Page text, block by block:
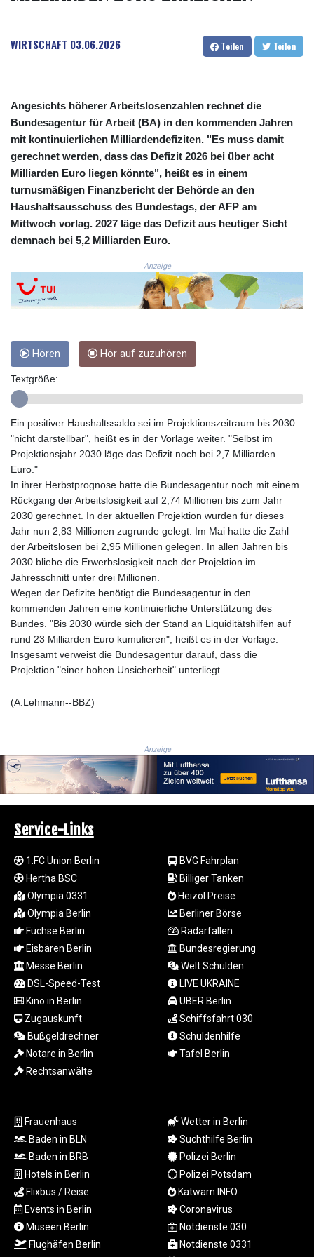
CRC 524.590231
CUC 1.153549
CZK 24.233468
DJF 205.370263
DKK 7.47577
DOP 67.201294
EGP 57.316497
ERN 17.303234
ETB 186.142082
FJD 2.552746
FKP 0.856878
GEL 3.016492
GGP 0.856878
GHS 13.556292
GNF
10128.702886
GYD 241.274085
HNL 30.910597
HRK 7.53544
HTG 150.790711
IDR
20647.372445
ILS 3.46953
IMP 0.856878
INR 109.834412
IQD
1510.805008
IRR
1585899.080318
ISK 142.416699
JEP 0.856878
JMD 182.808298
JOD 0.817933
4679.608344
KMF 492.565076
KRW 1640.91172
26058.000902
LBP
103275.743756
LSL 18.810948
LTL 3.40613
LVL 0.69777
LYD 7.351704
MAD 10.760248
MDL 20.066456
MGA
MKD 61.485437
4147.977671
MOP 9.318746
MRU 46.234691
MUR 54.148043
MVR 17.822046
MWK
1999.741972
MXN 19.840834
MYR 4.717788
WIRTSCHAFT 03.06.2026 Teilen Teilen
Angesichts höherer Arbeitslosenzahlen rechnet die
Bundesagentur für Arbeit (BA) in den kommenden Jahren
mit kontinuierlichen Milliardendefiziten. "Es muss damit
gerechnet werden, dass das Defizit 2026 bei über acht
Milliarden Euro liegen könnte", heißt es in einem
turnusmäßigen Finanzbericht der Behörde an den
Haushaltsausschuss des Bundestags, der AFP am
Mittwoch vorlag. 2027 läge das Defizit aus heutiger Sicht
demnach bei 5,2 Milliarden Euro.
Anzeige
Hören Hör auf zuzuhören
Textgröße:
Ein positiver Haushaltssaldo sei im Projektionszeitraum bis 2030
"nicht darstellbar", heißt es in der Vorlage weiter. "Selbst im
Projektionsjahr 2030 läge das Defizit noch bei 2,7 Milliarden
Euro."
In ihrer Herbstprognose hatte die Bundesagentur noch mit einem
Rückgang der Arbeitslosigkeit auf 2,74 Millionen bis zum Jahr
2030 gerechnet. In der aktuellen Projektion wurden für dieses
Jahr nun 2,83 Millionen zugrunde gelegt. Im Mai hatte die Zahl
der Arbeitslosen bei 2,95 Millionen gelegen. In allen Jahren bis
2030 bliebe die Erwerbslosigkeit nach der Projektion im
Jahresschnitt unter drei Millionen.
Wegen der Defizite benötigt die Bundesagentur in den
kommenden Jahren eine kontinuierliche Unterstützung des
Bundes. "Bis 2030 würde sich der Stand an Liquiditätshilfen auf
rund 23 Milliarden Euro kumulieren", heißt es in der Vorlage.
Insgesamt verweist die Bundesagentur darauf, dass die
Projektion "einer hohen Unsicherheit" unterliegt.
(A.Lehmann--BBZ)
Anzeige
Service-Links
1.FC Union Berlin
Hertha BSC
Olympia 0331
Olympia Berlin
Füchse Berlin
Eisbären Berlin
Messe Berlin
DSL-Speed-Test
Kino in Berlin
Zugauskunft
Bußgeldrechner
Notare in Berlin
Rechtsanwälte
BVG Fahrplan
Billiger Tanken
Heizöl Preise
Berliner Börse
Radarfallen
Bundesregierung
Welt Schulden
LIVE UKRAINE
UBER Berlin
Schiffsfahrt 030
Schuldenhilfe
Tafel Berlin
Frauenhaus
Baden in BLN
Baden in BRB
Hotels in Berlin
Flixbus / Reise
Events in Berlin
Museen Berlin
Flughäfen Berlin
Wetter in Berlin
Suchthilfe Berlin
Polizei Berlin
Polizei Potsdam
Katwarn INFO
Coronavirus
Notdienste 030
Notdienste 0331